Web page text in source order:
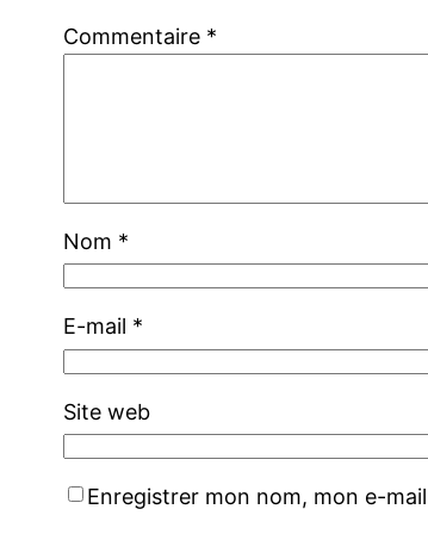
Commentaire *
Nom *
E-mail *
Site web
Enregistrer mon nom, mon e-